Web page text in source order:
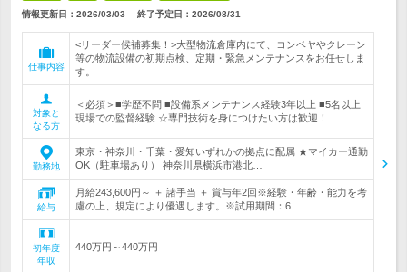
情報更新日：2026/03/03 終了予定日： 2026/08/31
仕事内容
<リーダー候補募集！>大型物流倉庫内にて、コンベヤやクレーン
等の物流設備の初期点検、定期・緊急メンテナンスをお任せしま
す。
対象と
なる方
＜必須＞■学歴不問 ■設備系メンテナンス経験3年以上 ■5名以上
現場での監督経験 ☆専門技術を身につけたい方は歓迎！
勤務地
東京・神奈川・千葉・愛知いずれかの拠点に配属 ★マイカー通勤
OK（駐車場あり） 神奈川県横浜市港北…
給与
月給243,600円～ ＋ 諸手当 ＋ 賞与年2回※経験・年齢・能力を考
慮の上、規定により優遇します。※試用期間：6…
初年度
年収
440万円～440万円